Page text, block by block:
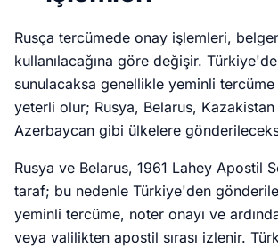
Rusça tercümede onay işlemleri,
kullanılacağına göre değişir.
sunulacaksa genellikle yeminli tercüme
yeterli olur; Rusya, Belarus, Kazakistan
Azerbaycan gibi ülkelere
Rusya ve Belarus, 1961 Lahey Apostil
taraf; bu nedenle Türkiye'den
yeminli tercüme, noter onayı ve
veya valilikten apostil sırası izlenir.